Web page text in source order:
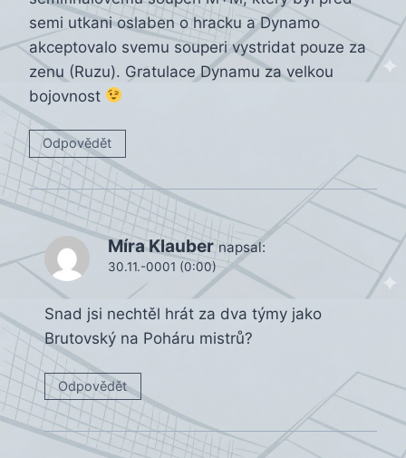
semi utkani oslaben o hracku a Dynamo
akceptovalo svemu souperi vystridat pouze za
zenu (Ruzu). Gratulace Dynamu za velkou
bojovnost
Odpovědět
Míra Klauber napsal:
30.11.-0001 (0:00)
Snad jsi nechtěl hrát za dva týmy jako
Brutovský na Poháru mistrů?
Odpovědět